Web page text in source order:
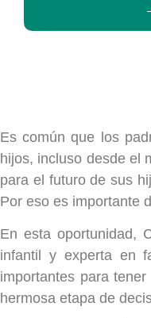
Es común que los
hijos, incluso desde el
para el futuro de sus
Por eso es importante
En esta oportunidad,
infantil y experta en
importantes para
hermosa etapa de